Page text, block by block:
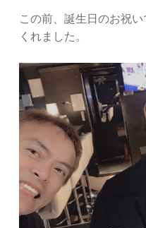
この前、誕生日のお祝
くれました。